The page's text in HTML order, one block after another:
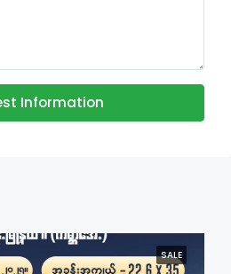
Information
SALE